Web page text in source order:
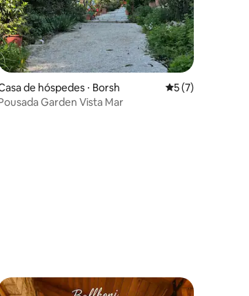
média de 5, 6 avaliações
de hóspedes ⋅ Borsh 5 de uma
5 (7)
Garden Vista Mar